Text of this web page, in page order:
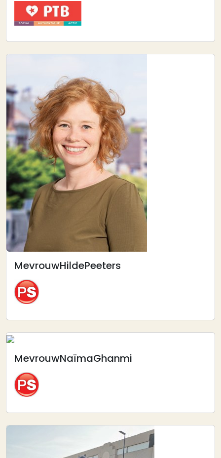
Afbeelding
MevrouwHildePeeters
Afbeelding
MevrouwNaïmaGhanmi
Afbeelding